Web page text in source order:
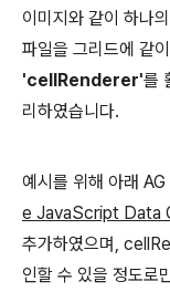
이미지와 같이 하나
파일을 그리드에 같
'cellRenderer'를
리하였습니다.
예시를 위해 아래 AG
e JavaScript Data
추가하였으며,
인할 수 있을 정도로